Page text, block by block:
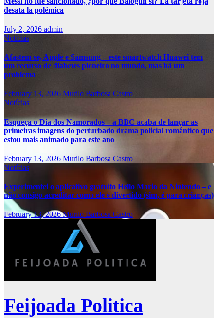
desata la polémica
July 2, 2026 admin
Notícias
Afastem-se, Apple e Samsung – este smartwatch Huawei tem
um recurso de diabetes pioneiro no mundo, mas há um
problema
February 13, 2026 Murilo Barbosa Castro
Notícias
Esqueça o Dia dos Namorados – a BBC acaba de lançar as
primeiras imagens do perturbado drama policial romântico que
estou mais animado para este ano
February 13, 2026 Murilo Barbosa Castro
Notícias
Experimentei o aplicativo gratuito Hello Mario da Nintendo – e
não consigo acreditar como ele é divertido (sim, é para crianças)
February 13, 2026Murilo Barbosa Castro
Feijoada Politica